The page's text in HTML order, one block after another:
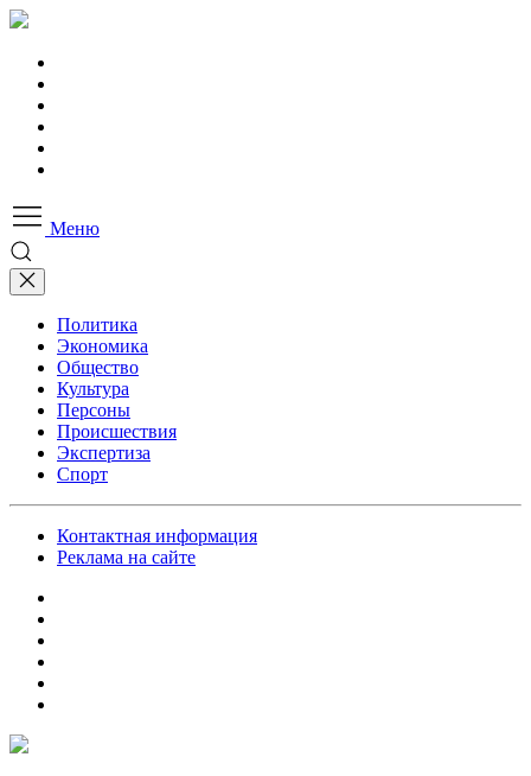
Меню
Политика
Экономика
Общество
Культура
Персоны
Происшествия
Экспертиза
Спорт
Контактная информация
Реклама на сайте